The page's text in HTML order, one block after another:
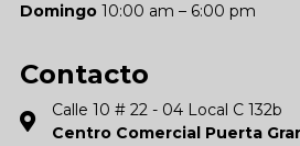
Domingo 10:00 am – 6:00 pm
Contacto
Calle 10 # 22 - 04 Local C 132b
Centro Comercial Puerta